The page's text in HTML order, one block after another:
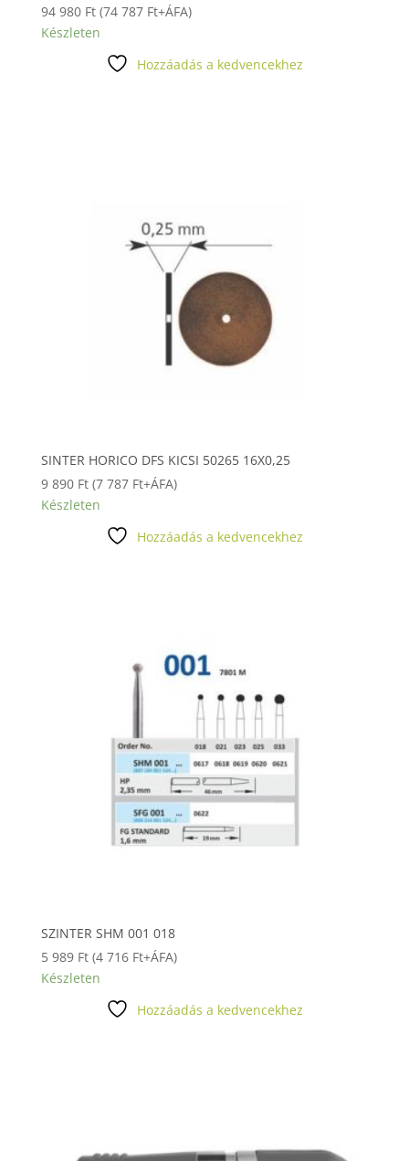
94 980 Ft (74 787 Ft+ÁFA)
Készleten
Hozzáadás a kedvencekhez
SINTER HORICO DFS KICSI 50265 16X0,25
9 890 Ft (7 787 Ft+ÁFA)
Készleten
Hozzáadás a kedvencekhez
SZINTER SHM 001 018
5 989 Ft (4 716 Ft+ÁFA)
Készleten
Hozzáadás a kedvencekhez